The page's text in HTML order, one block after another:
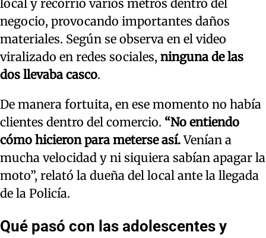
local y recorrió varios metros dentro del
negocio, provocando importantes daños
materiales. Según se observa en el video
viralizado en redes sociales, ninguna de las
dos llevaba casco.
De manera fortuita, en ese momento no había
clientes dentro del comercio. “No entiendo
cómo hicieron para meterse así.Venían a
mucha velocidad y ni siquiera sabían apagar la
moto”, relató la dueña del local ante la llegada
de la Policía.
Qué pasó con las adolescentes y